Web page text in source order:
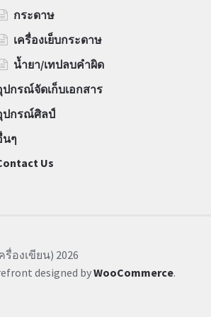
กระดาษ
เครื่องเย็บกระดาษ
น้ำยา/เทปลบคำผิด
ปกรณ์จัดเก็บเอกสาร
ปกรณ์ศิลป์
นๆ
Us
รื่องเขียน) 2026
designed byWooCommerce.